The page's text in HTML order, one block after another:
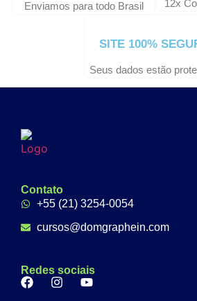
Enviamos para todo Brasil 12x
SITE 100%
Seus dados estão
Contato
+55 (21) 3254-0054
cursos@domgraphein.com
Redes sociais